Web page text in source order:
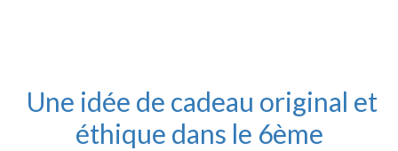
Une idée de cadeau original et
éthique dans le 6ème